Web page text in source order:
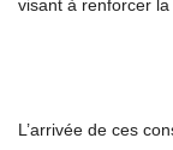
visant à renforcer
L’arrivée de ces